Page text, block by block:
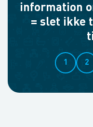
information
= slet ikke
1 2